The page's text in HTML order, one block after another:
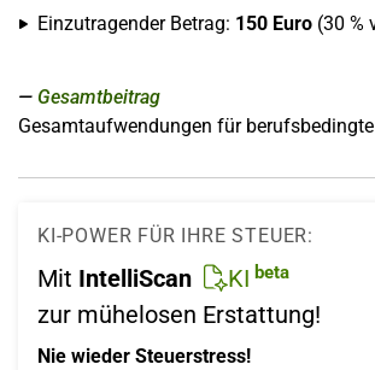
Einzutragender Betrag: 150 Euro (30 %
Gesamtbeitrag
Gesamtaufwendungen für
KI-POWER FÜR IHRE STEUER:
Mit IntelliScan KI beta
zur mühelosen Erstattung!
Nie wieder Steuerstress!